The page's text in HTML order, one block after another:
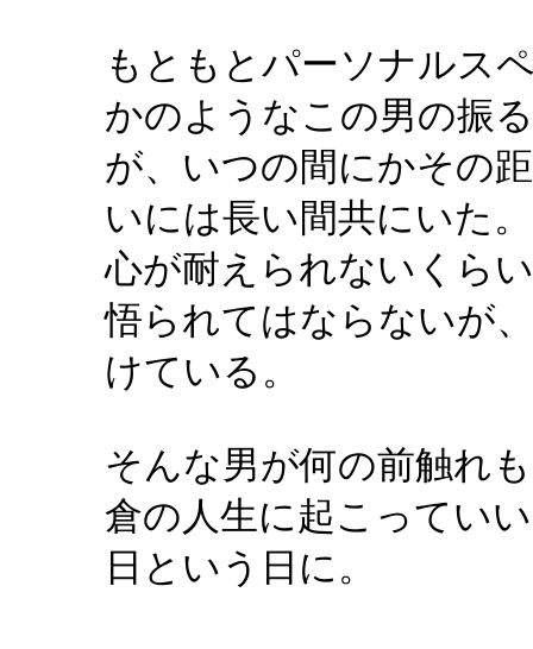
もともとパーソナルス
かのようなこの男の振
が、いつの間にかその
いには長い間共にいた
心が耐えられないくら
悟られてはならないが
けている。
そんな男が何の前触れ
倉の人生に起こってい
日という日に。